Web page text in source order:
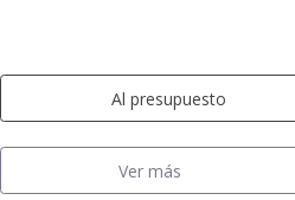
Al presupuesto
Ver más